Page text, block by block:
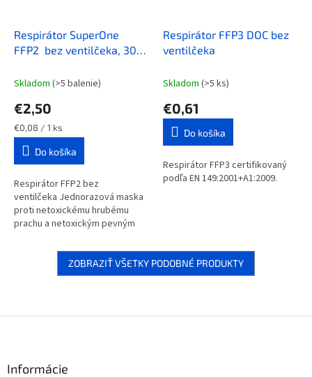
Respirátor SuperOne
FFP2 bez ventilčeka, 30
Skladom (>5 balenie)
€2,50
Jednotková
cena:
€0,08 / 1 ks
Do košíka
Respirátor FFP2 bez
ventilčeka Jednorazová maska
proti netoxickému hrubému
prachu a netoxickým pevným
dreva, sklenená vata, plasty,...
Respirátor FFP3 DOC bez
ventilčeka
Skladom (>5 ks)
€0,61
Do košíka
Respirátor FFP3 certifikovaný
podľa EN 149:2001+A1:2009.
ZOBRAZIŤ VŠETKY PODOBNÉ PRODUKTY
Informácie